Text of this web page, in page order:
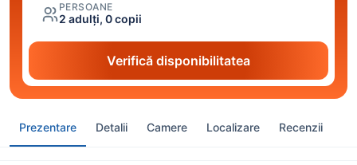
PERSOANE
2 adulți, 0 copii
Verifică disponibilitatea
Prezentare Detalii Camere Localizare Recenzii